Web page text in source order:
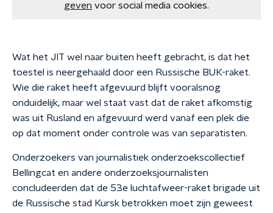
geven voor social media cookies.
Wat het JIT wel naar buiten heeft gebracht, is dat het
toestel is neergehaald door een Russische BUK-raket.
Wie die raket heeft afgevuurd blijft vooralsnog
onduidelijk, maar wel staat vast dat de raket afkomstig
was uit Rusland en afgevuurd werd vanaf een plek die
op dat moment onder controle was van separatisten.
Onderzoekers van journalistiek onderzoekscollectief
Bellingcat en andere onderzoeksjournalisten
concludeerden dat de 53e luchtafweer-raket brigade uit
de Russische stad Kursk betrokken moet zijn geweest